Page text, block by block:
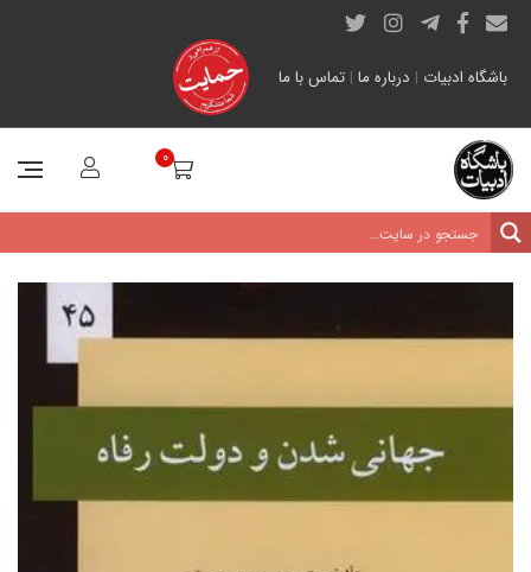
باشگاه ادبیات | درباره ما | تماس با ما
0